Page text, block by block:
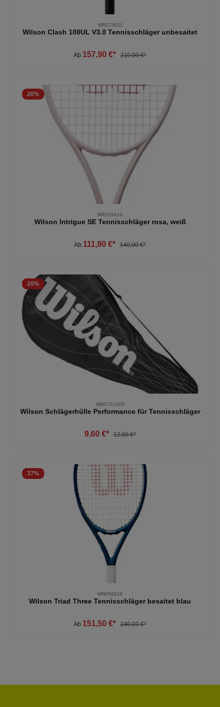
WR173011
Wilson Clash 100UL V3.0 Tennisschläger unbesaitet
Ab 157,90 €* 210,00 €*
20%
WR169410
Wilson Intrigue SE Tennisschläger rosa, weiß
Ab 111,90 €* 140,00 €*
20%
WRC701300
Wilson Schlägerhülle Performance für Tennisschläger
9,60 €* 12,00 €*
37%
WR056510
Wilson Triad Three Tennisschläger besaitet blau
Ab 151,50 €* 240,00 €*